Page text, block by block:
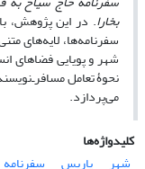
بخارا. در این پژوهش،
سفرنامه‌ها، لایه‌های
شهر و پویایی فضاهای
نحوۀ تعامل
می‌پردازد.
کلیدواژه‌ها
شهر
پاریس سفرنامه